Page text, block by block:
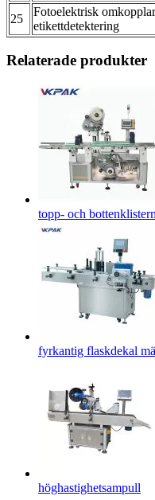
25
Fotoelektrisk
etikettdetektering
Relaterade produkter
topp- och
fyrkantig flaskdekal
höghastighetsampull